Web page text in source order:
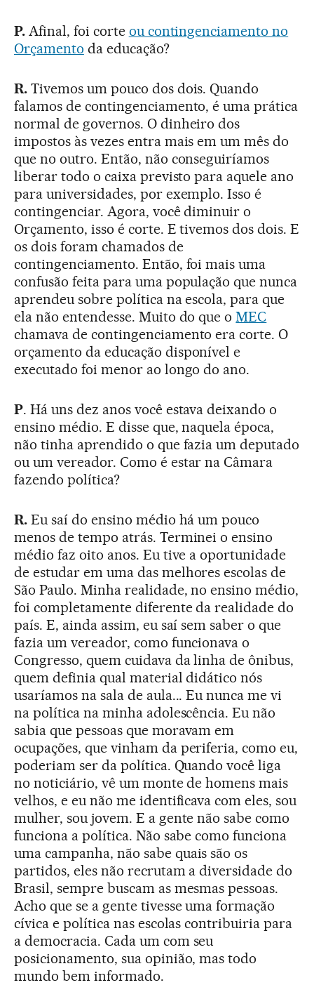
P. Afinal, foi corte ou contingenciamento no
Orçamento da educação?
R. Tivemos um pouco dos dois. Quando
falamos de contingenciamento, é uma prática
normal de governos. O dinheiro dos
impostos às vezes entra mais em um mês do
que no outro. Então, não conseguiríamos
liberar todo o caixa previsto para aquele ano
para universidades, por exemplo. Isso é
contingenciar. Agora, você diminuir o
Orçamento, isso é corte. E tivemos dos dois. E
os dois foram chamados de
contingenciamento. Então, foi mais uma
confusão feita para uma população que nunca
aprendeu sobre política na escola, para que
ela não entendesse. Muito do que oMEC
chamava de contingenciamento era corte. O
orçamento da educação disponível e
executado foi menor ao longo do ano.
P. Há uns dez anos você estava deixando o
ensino médio. E disse que, naquela época,
não tinha aprendido o que fazia um deputado
ou um vereador. Como é estar na Câmara
fazendo política?
R. Eu saí do ensino médio há um pouco
menos de tempo atrás. Terminei o ensino
médio faz oito anos. Eu tive a oportunidade
de estudar em uma das melhores escolas de
São Paulo. Minha realidade, no ensino médio,
foi completamente diferente da realidade do
país. E, ainda assim, eu saí sem saber o que
fazia um vereador, como funcionava o
Congresso, quem cuidava da linha de ônibus,
quem definia qual material didático nós
usaríamos na sala de aula... Eu nunca me vi
na política na minha adolescência. Eu não
sabia que pessoas que moravam em
ocupações, que vinham da periferia, como eu,
poderiam ser da política. Quando você liga
no noticiário, vê um monte de homens mais
velhos, e eu não me identificava com eles, sou
mulher, sou jovem. E a gente não sabe como
funciona a política. Não sabe como funciona
uma campanha, não sabe quais são os
partidos, eles não recrutam a diversidade do
Brasil, sempre buscam as mesmas pessoas.
Acho que se a gente tivesse uma formação
cívica e política nas escolas contribuiria para
a democracia. Cada um com seu
posicionamento, sua opinião, mas todo
mundo bem informado.